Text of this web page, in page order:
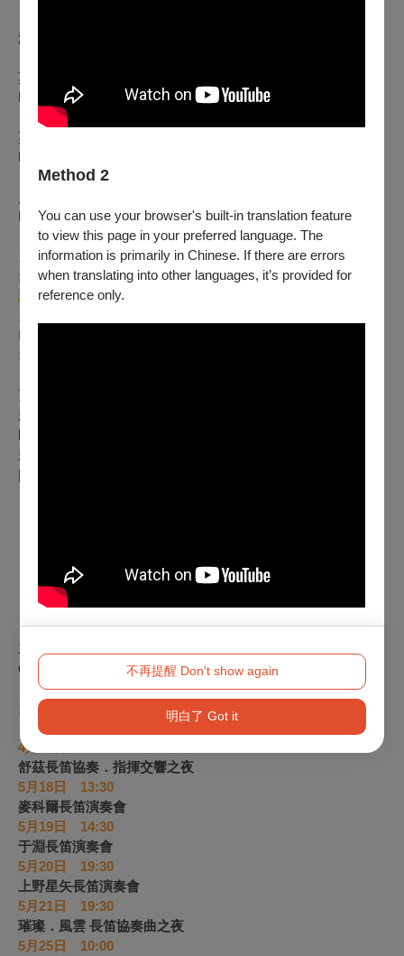
Method 2
You can use your browser's built-in translation feature
to view this page in your preferred language. The
information is primarily in Chinese. If there are errors
when translating into other languages, it’s provided for
reference only.
不再提醒 Don't show again
明白了 Got it
演出曲目 Programme
莫札特G大調第一號長笛協奏曲
Mozart: Flute Concert No.1 in G Major K.313
莫札特D大調第二號長笛協奏曲
Mozart: Flute Concert No.2 in D Major K.314
Beethoven: Symphony No.7 in A Major Op.92
力晶美學藝堂
演前導聆
講題：神童vs.樂聖 — 走進舒茲心中的維也納風格
主講：林仁斌/台灣蹦藝術協會理事長
時間： 18:30-19:15
地點：國家音樂廳大廳（18:20一號門 開放入場）
更多資訊 More Info
新象官網 Official Website｜
http://www.newaspect.org.tw/2024schutz
新象粉專 Facebook Page
|
主辦單位保有節目內容異動權 The program is subject to
change
力晶2024藝文饗宴 第七屆國際長笛藝術節 系列音樂會
4月26日 19:30
舒茲長笛協奏．指揮交響之夜
5月18日 13:30
麥科爾長笛演奏會
5月19日 14:30
于淵長笛演奏會
5月20日 19:30
上野星矢長笛演奏會
5月21日 19:30
璀璨．風雲 長笛協奏曲之夜
5月25日 10:00